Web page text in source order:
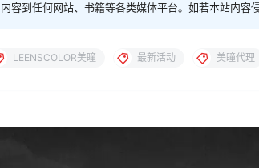
内容到任何网站、书籍等各类媒体平台。如若本站内容
LEENSCOLOR美瞳 最新活动 美瞳代理